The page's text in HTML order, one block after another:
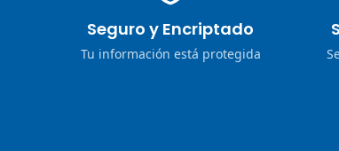
Seguro y Encriptado
Tu información está protegida